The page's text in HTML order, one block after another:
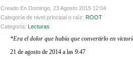
Creado En Domingo, 23 Agosto 2015 12:04
Categoría de nivel principal o raíz: ROOT
Categoría: Lecturas
*Era el dolor que había que convertirlo en
21 de agosto de 2014 a las 9:47